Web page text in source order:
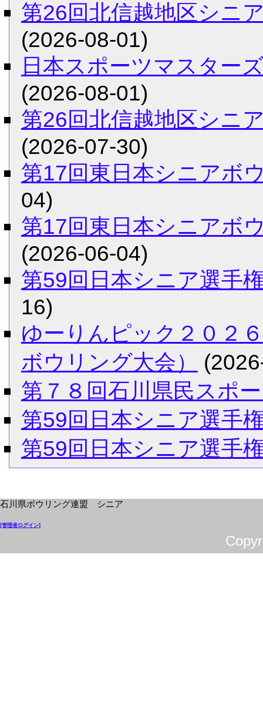
第26回北信越地区シニ
(2026-08-01)
日本スポーツマスター
(2026-08-01)
第26回北信越地区シニ
(2026-07-30)
第17回東日本シニアボ
04)
第17回東日本シニアボ
(2026-06-04)
第59回日本シニア選手
16)
ゆーりんピック２０２
ボウリング大会）
第７８回石川県民スポ
第59回日本シニア選手
第59回日本シニア選手
石川県ボウリング連盟 シニア
[管理者ログイン]